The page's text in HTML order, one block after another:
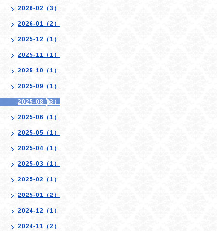
2026-02（3）
2026-01（2）
2025-12（1）
2025-11（1）
2025-10（1）
2025-09（1）
2025-08（3）
2025-06（1）
2025-05（1）
2025-04（1）
2025-03（1）
2025-02（1）
2025-01（2）
2024-12（1）
2024-11（2）